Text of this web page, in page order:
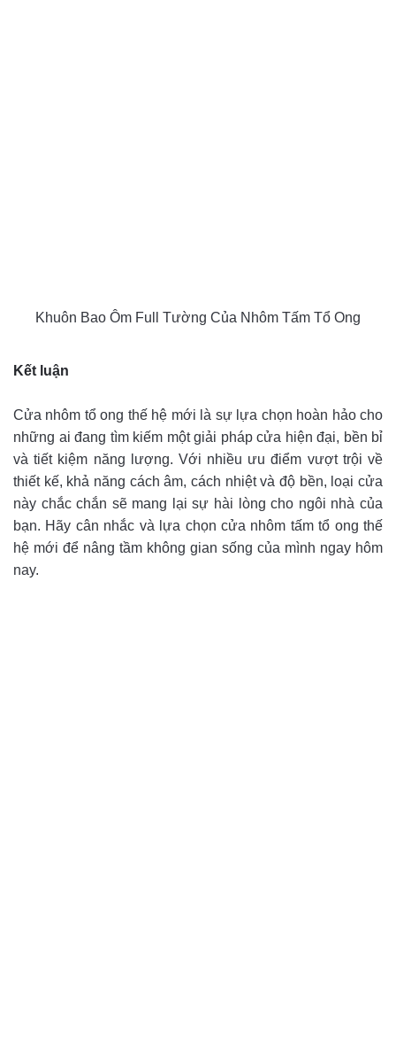
Khuôn Bao Ôm Full Tường Của Nhôm Tấm Tổ Ong
Kết luận
Cửa nhôm tổ ong thế hệ mới là sự lựa chọn hoàn hảo cho
những ai đang tìm kiếm một giải pháp cửa hiện đại, bền bỉ
và tiết kiệm năng lượng. Với nhiều ưu điểm vượt trội về
thiết kế, khả năng cách âm, cách nhiệt và độ bền, loại cửa
này chắc chắn sẽ mang lại sự hài lòng cho ngôi nhà của
bạn. Hãy cân nhắc và lựa chọn cửa nhôm tấm tổ ong thế
hệ mới để nâng tầm không gian sống của mình ngay hôm
nay.